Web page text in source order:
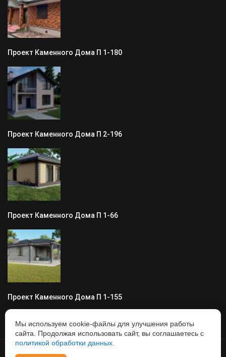
Проект Каменного Дома П 1-180
Проект Каменного Дома П 2-196
Проект Каменного Дома П 1-66
Проект Каменного Дома П 1-155
© 2008 - ГарантСтрой62, Все права защищены, информация
Мы используем cookie-файлы для улучшения работы
сайта. Продолжая использовать сайт, вы соглашаетесь с
политикой обработки данных